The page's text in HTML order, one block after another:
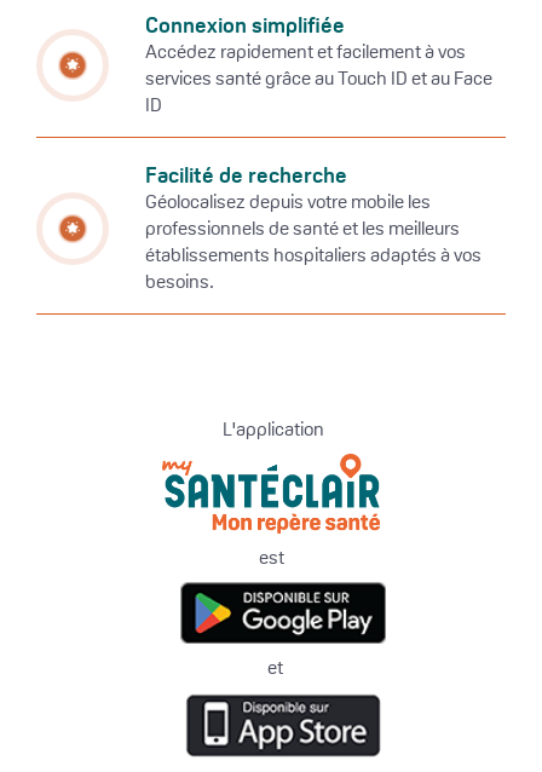
Connexion simplifiée
Accédez rapidement et facilement à vos
services santé grâce au Touch ID et au Face
ID
Facilité de recherche
Géolocalisez depuis votre mobile les
professionnels de santé et les meilleurs
établissements hospitaliers adaptés à vos
besoins.
L'application
est
et